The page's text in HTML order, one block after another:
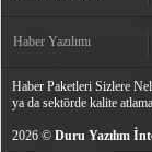
Haber Yazılımı
Haber Paketleri Sizlere
ya da sektörde kalite
2026 © Duru Yazılım